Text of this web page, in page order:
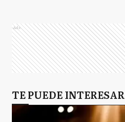
Ads
TE PUEDE INTERESAR